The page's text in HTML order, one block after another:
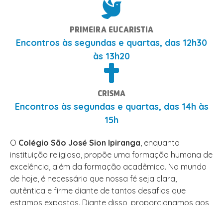
PRIMEIRA EUCARISTIA
Encontros às segundas e quartas, das 12h30
às 13h20
CRISMA
Encontros às segundas e quartas, das 14h às
15h
O Colégio São José Sion Ipiranga , enquanto
instituição religiosa, propõe uma formação humana de
excelência, além da formação acadêmica. No mundo
de hoje, é necessário que nossa fé seja clara,
autêntica e firme diante de tantos desafios que
estamos expostos. Diante disso, proporcionamos aos